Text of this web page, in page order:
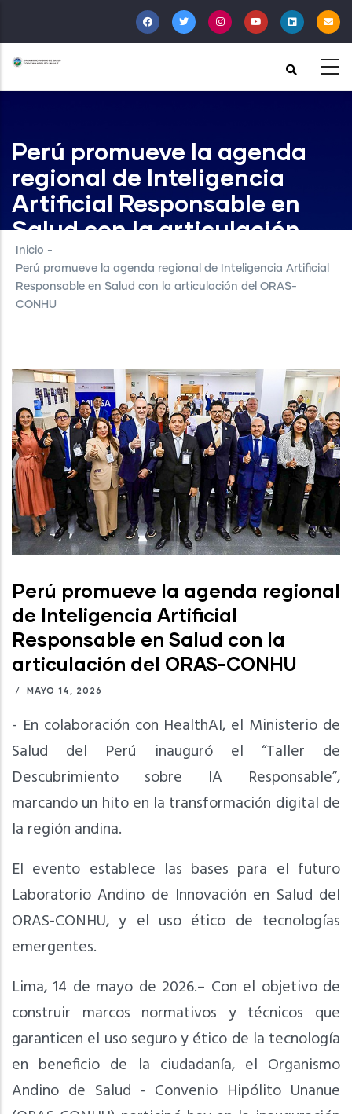
al
contenido
principal
Perú promueve la agenda
regional de Inteligencia
Artificial Responsable en
Salud con la articulación
del ORAS-CONHU
Inicio -
Perú promueve la agenda regional de Inteligencia Artificial
Responsable en Salud con la articulación del ORAS-
CONHU
Perú promueve la agenda regional
de Inteligencia Artificial
Responsable en Salud con la
articulación del ORAS-CONHU
/ MAYO 14, 2026
- En colaboración con HealthAI, el Ministerio de
Salud del Perú inauguró el “Taller de
Descubrimiento sobre IA Responsable”,
marcando un hito en la transformación digital de
la región andina.
El evento establece las bases para el futuro
Laboratorio Andino de Innovación en Salud del
ORAS-CONHU, y el uso ético de tecnologías
emergentes.
Lima, 14 de mayo de 2026.– Con el objetivo de
construir marcos normativos y técnicos que
garanticen el uso seguro y ético de la tecnología
en beneficio de la ciudadanía, el Organismo
Andino de Salud - Convenio Hipólito Unanue